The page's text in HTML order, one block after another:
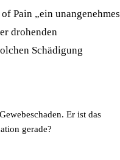
Pain „ein unangenehmes
drohenden
Schädigung
Er ist das
gerade?